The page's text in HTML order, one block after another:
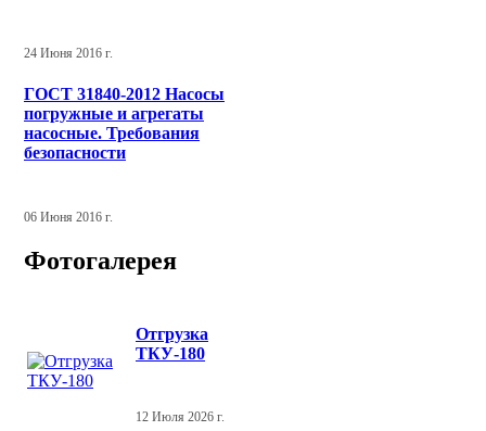
24 Июня 2016 г.
ГОСТ 31840-2012 Насосы
погружные и агрегаты
насосные. Требования
безопасности
06 Июня 2016 г.
Фотогалерея
Отгрузка
ТКУ-180
12 Июля 2026 г.